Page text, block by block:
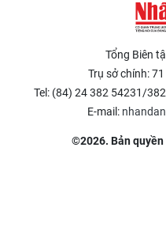
Tổng Biên
Trụ sở chính:
Tel: (84) 24 382 54231/
E-mail:
©2026. Bản quyền